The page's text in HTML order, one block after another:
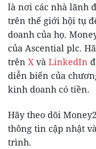
là nơi các nhà lãnh
trên thế giới hội tụ
doanh của họ.
của Ascential plc.
trên X và LinkedIn
diễn biến của
kinh doanh có tiền.
Hãy theo dõi
thông tin cập nhật
trình.